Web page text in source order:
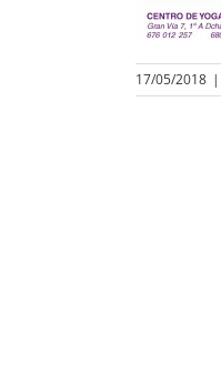
17/05/2018 |